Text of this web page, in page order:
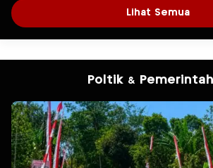
Lihat Semua
Poltik &